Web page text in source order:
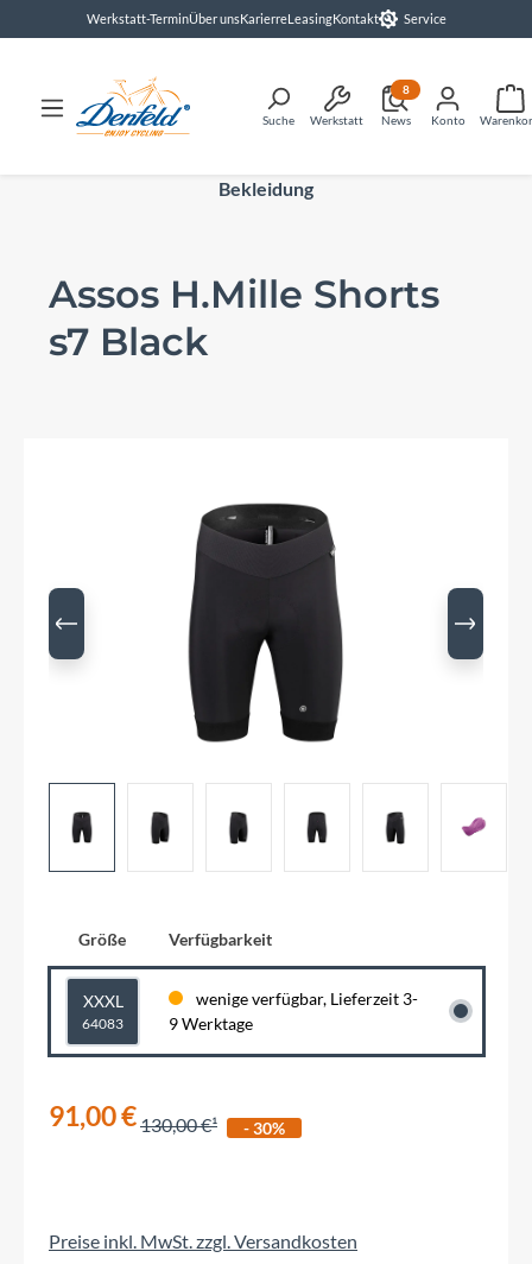
springenWerkstatt-TerminÜber unsKarierreLeasingKontakt Service
Suche Werkstatt News
8
Konto
Bekleidung
Assos H.Mille Shorts
s7 Black
Größe Verfügbarkeit
XXXL
64083
wenige verfügbar, Lieferzeit 3-
9 Werktage
91,00 €130,00 € - 30%
Preise inkl. MwSt. zzgl. Versandkosten